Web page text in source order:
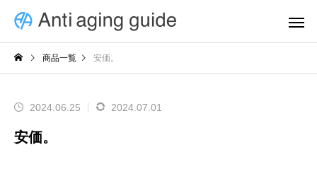
商品一覧 安価。
2024.06.25 2024.07.01
安価。